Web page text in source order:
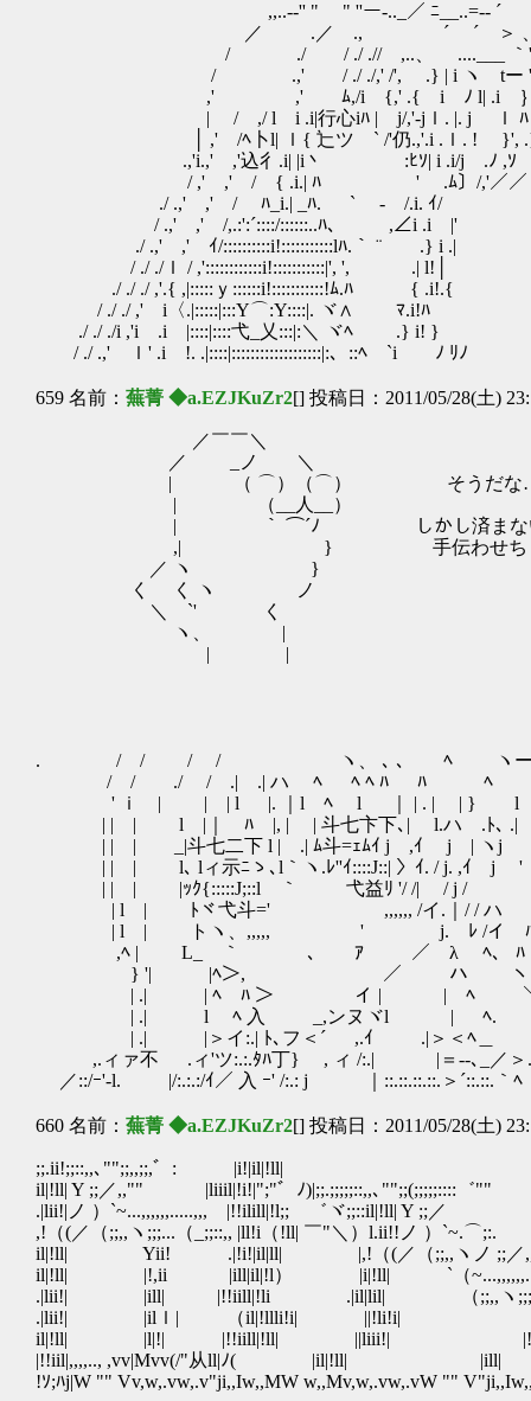
,,..-‐'' "￣ " ''ー-.._／ ﾆ__..=-‐ ´
／ .／ ., ´ ´ ＞
/ ./ / ./ .// ,..、 ....___ ｀''ｰ
/ .,' / ./ ./,' /', .} | i ヽ tー ''
,' ,' ﾑ,/i {,' .{ i ﾉ l| .i ｝ .i
| / ,/ l i .i|行心iﾊ | j/,'-jｌ. |. j ｌ ﾊ
│ ,' /ﾍ卜l| ｌ{ 辷ツ ` /'仍.,'.i .ｌ. ! }', .} い
.,'i.,' ,'込彳.i| |i丶 :ﾋｿ| i .i/j .ﾉ ,ｿ 当
/ ,' ,' / { .i.| ﾊ ' .ﾑ〕/,'／／
./ .,' ,' / ﾊ_i.| _ﾊ. ` - /.i. ｲ/ それに、そ
/ .,' ,' /,.:':´::::/::::::..ﾊ、 ,∠i .i |'
./ .,' ,' ｲ/::::::::::i!:::::::::::lﾊ.｀ ¨ .} i .|
/ ./ ./ｌ / ,'::::::::::::i!:::::::::::|', ', .| l!│
./ ./ ./ ,'.{ ,|:::::ｙ::::::i!:::::::::::!ﾑ.ﾊ { .i!.{
/ ./ ./ ,' i〈.|:::::|:::Y⌒:Y::::|. ヾ∧ ﾏ.i!ﾊ
./ ./ ./i ,'i .i |::::|::::弋_乂:::|:＼ ヾﾍ .} i! }
/ ./ .,' ｌ' .i !. .|::::|:::::::::::::::::::|:、::ﾍ `i ﾉ ﾘﾉ
659 名前： 蕪菁 ◆a.EZJKuZr2[] 投稿日：2011/05/28(土)
／￣￣＼
／ _ノ ＼
| （ ⌒）（⌒） そうだな……
| （__人__）
| ｀ ⌒´ﾉ しかし済まないな、細腕
,| } 手伝わせちま
／ ヽ }
く く ヽ ノ
＼ `' く
ヽ、 |
| |
. / / / / ヽ、 ､ ､ ﾍ ヽー―=---
/ / ./ / .| .| ハ ﾍ ﾍ ﾍ ﾊ ﾊ ﾍ
' ｉ | | | l |. ｜l ﾍ l ｜ | . | | } l
| | | l |｜ ﾊ |, | | 斗七卞下､| l.ハ .ﾄ､ .|
| | | _|斗七二下 l | .| ﾑ斗=ｪﾑｲ j ,ｲ j | ヽj
| | | l､ lィ示ﾆゝ､l｀ヽ.ﾚ''ｲ::::J::| 〉ｲ. / j. ,ｲ j '
| | | |ｯｸ{:::::J;::l ｀ 弋益ﾘ '/ /| / j /
| l | ﾄヾ弋斗=' ,,,,,, /イ.｜/ / ハ いいん
| l | トヽ、,,,,, ' j. ﾚ /イ ﾊ
,ﾍ | L_ ｀ ､ ｱ ／ λ ﾍ、 ﾊ
} '| |ﾍ＞, ／ ハ ヽ. ﾊ それより、
| .| | ﾍ ﾊ ＞ イ | | ﾍ ＼ﾊ
| .| l ﾍ 入 _,ンヌヾl | ﾍ.
| .| |＞イ:.| ﾄ､フ＜´ ,.ｲ .|＞＜ﾍ＿
,.ィァ不 .ィ'ツ:.:.ﾀﾊ丁} , ィ /:.| |＝‐-､_／＞.
／::/ｰ'‐l. |/:.:.:/ｲ／ 入 ｰ' /:.: j ｜::.::.::.::.＞´::.::.｀ﾍ
660 名前： 蕪菁 ◆a.EZJKuZr2[] 投稿日：2011/05/28(土)
;;.ii!;;::,,､"";;,,;;,゛:
il|!ll| Y ;;／,,"" |liiil|!i!|";"゛ﾉ)|;;.;;;;;::,,､"";;(;;;;;::::゛
.|lii!|ノ ）`~...,,,,,,.....,,, |!!ilill|!l;; ゛ヾ;;::il|!ll| Y
,!（(／（;;,,ヽ;;;...（_;;::,, |ll!i（!ll| ￣"＼）l.ii!!ノ ）
il|!ll| Yii! .|!i!|il|ll| |,!（(／（;;,,ヽノ ;;／,,""
il|!ll| |!,ii |ill|il|!l） |i|!ll| `（
.|lii!| |ill| |!!iill|!li .|il|lil| （;;,,ヽ;;;...（_;;::,,
.|lii!| |ilｌ| （il|!llli!i|
il|!ll| |l|!| |!!iill|!ll| ||liii!| |!,ii
|!!iil|,,,,.., ,vv|Mvv(/"从ll|ﾉ( |il|!ll| |ill|
!ｿ;ﾊj|W "" Vv,w,.vw,.v"ji,,Iw,,MW w,,Mv,w,.vw,.vW ""